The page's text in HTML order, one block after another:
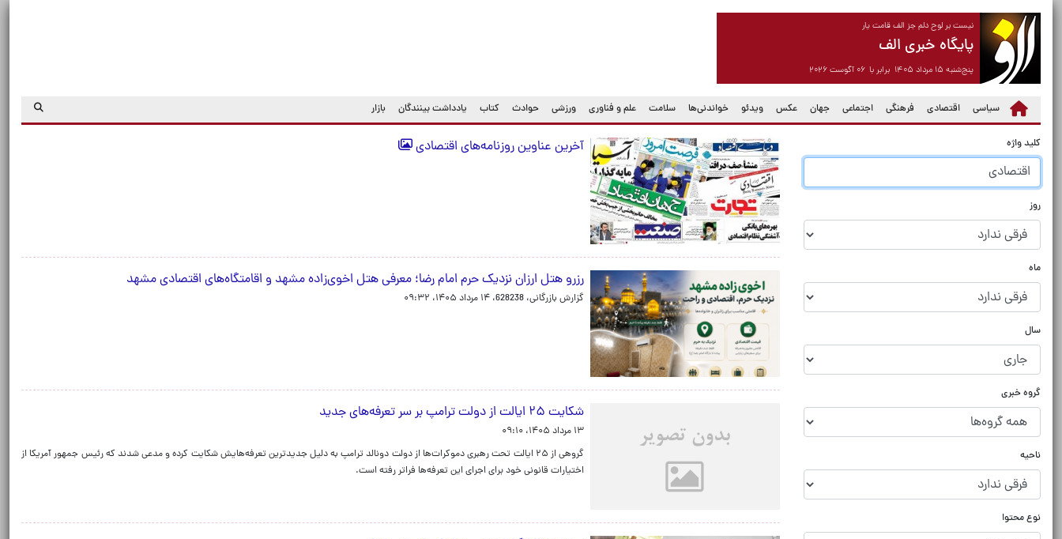
نیست بر لوح دلم جز الف قامت یار
پایگاه خبری الف
پنج‌شنبه ۱۵ مرداد ۱۴۰۵ برابر با ۰۶ آگوست ۲۰۲۶
سیاسی اقتصادی فرهنگی اجتماعی جهان عکس ویدئو خواندنی‌ها سلامت علم و فناوری ورزشی حوادث کتاب یادداشت بینندگان بازار
کلید واژه
روز
ماه
سال
گروه خبری
ناحیه
نوع محتوا
آخرین عناوین روزنامه‌های اقتصادی
رزرو هتل ارزان نزدیک حرم امام رضا؛ معرفی هتل اخوی‌زاده مشهد و اقامتگاه‌های اقتصادی مشهد
گزارش بازرگانی، 628238، ۱۴ مرداد ۱۴۰۵، ۰۹:۳۲
شکایت ۲۵ ایالت از دولت ترامپ بر سر تعرفه‌های جدید
۱۳ مرداد ۱۴۰۵، ۰۹:۱۰
گروهی از ۲۵ ایالت تحت رهبری دموکرات‌ها از دولت دونالد ترامپ به دلیل جدیدترین تعرفه‌هایش شکایت کرده‌ و مدعی شدند که رئیس جمهور آمریکا از
اختیارات قانونی خود برای اجرای این تعرفه‌ها فراتر رفته است.